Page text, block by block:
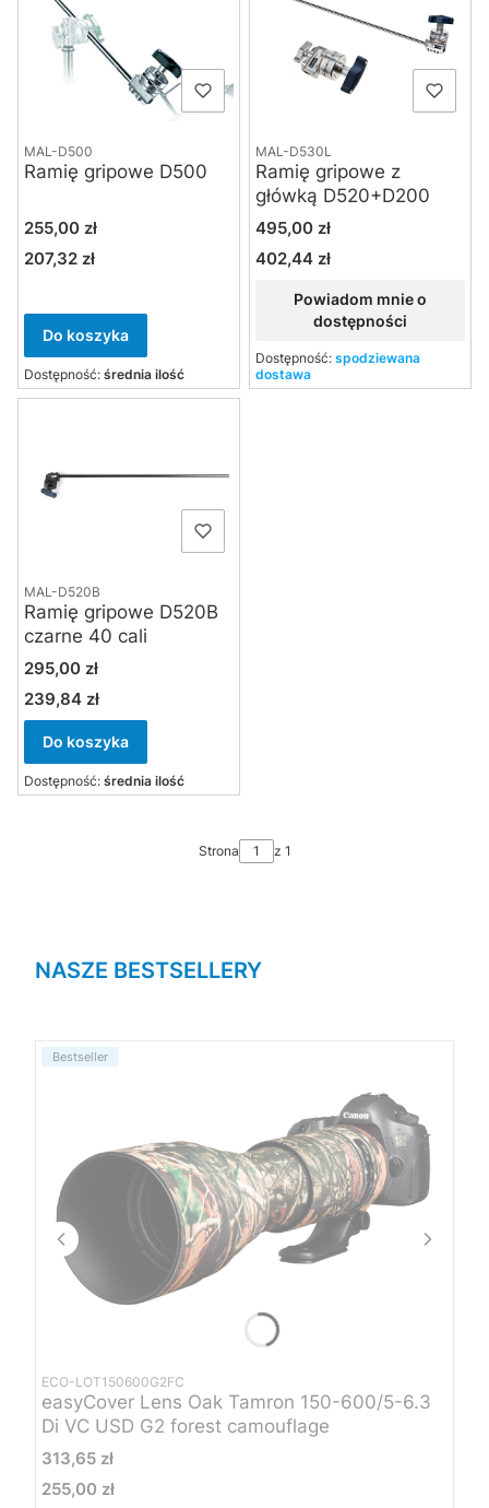
MAL-D500
Ramię gripowe D500
Cena
255,00 zł
Cena
207,32 zł
Do koszyka
Dostępność: średnia ilość
MAL-D530L
Ramię gripowe z
główką D520+D200
Cena
495,00 zł
Cena
402,44 zł
Powiadom mnie o
dostępności
Dostępność: spodziewana
dostawa
MAL-D520B
Ramię gripowe D520B
czarne 40 cali
Cena
295,00 zł
Cena
239,84 zł
Do koszyka
Dostępność: średnia ilość
Strona z 1
NASZE BESTSELLERY
Bestseller
ECO-LOT150600G2FC
easyCover Lens Oak Tamron 150-600/5-6.3
Di VC USD G2 forest camouflage
Cena
313,65 zł
Cena
255,00 zł